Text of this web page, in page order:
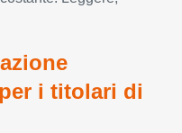
i titolari di